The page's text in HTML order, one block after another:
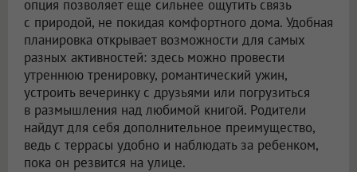
опция позволяет еще сильнее ощутить связь
с природой, не покидая комфортного дома. Удобная
планировка открывает возможности для самых
разных активностей: здесь можно провести
утреннюю тренировку, романтический ужин,
устроить вечеринку с друзьями или погрузиться
в размышления над любимой книгой. Родители
найдут для себя дополнительное преимущество,
ведь с террасы удобно и наблюдать за ребенком,
пока он резвится на улице.